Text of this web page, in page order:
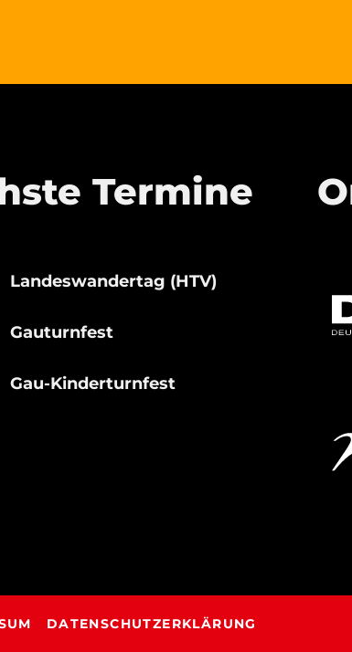
Termine
Landeswandertag (HTV)
Gauturnfest
Gau-Kinderturnfest
DATENSCHUTZERKLÄRUNG